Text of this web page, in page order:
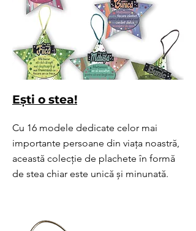
Ești o stea!
Cu 16 modele dedicate celor mai
importante persoane din viața noastră,
această colecție de plachete în formă
de stea chiar este unică și minunată.